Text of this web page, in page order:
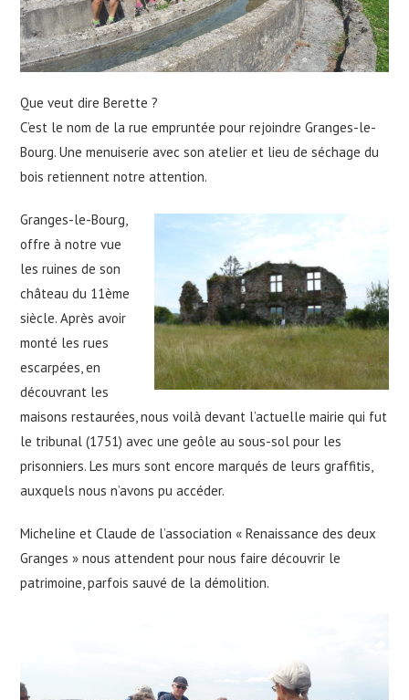
Que veut dire Berette ?
C’est le nom de la rue empruntée pour rejoindre Granges-le-
Bourg. Une menuiserie avec son atelier et lieu de séchage du
bois retiennent notre attention.
Granges-le-Bourg,
offre à notre vue
les ruines de son
château du 11ème
siècle. Après avoir
monté les rues
escarpées, en
découvrant les
maisons restaurées, nous voilà devant l’actuelle mairie qui fut
le tribunal (1751) avec une geôle au sous-sol pour les
prisonniers. Les murs sont encore marqués de leurs graffitis,
auxquels nous n’avons pu accéder.
Micheline et Claude de l’association « Renaissance des deux
Granges » nous attendent pour nous faire découvrir le
patrimoine, parfois sauvé de la démolition.